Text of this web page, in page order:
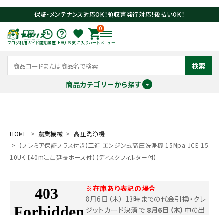
保証・メンテナンス対応OK！領収書発行対応！後払いOK！
ブログ利用ガイド閲覧履歴 FAQ お気に入り
0
カート メニュー
検索
商品カテゴリーから探す
search
HOME 農業機械
高圧洗浄機
【プレミア保証プラス付き】工進 エンジン式高圧洗浄機 15Mpa JCE-15
10UK 【40m吐出延長ホース付】【ディスクフィルター付】
※在庫あり表記の場合
8月6日（木） 13時までの代金引換・クレ
ジットカード決済で 8月6日（木） 中の出